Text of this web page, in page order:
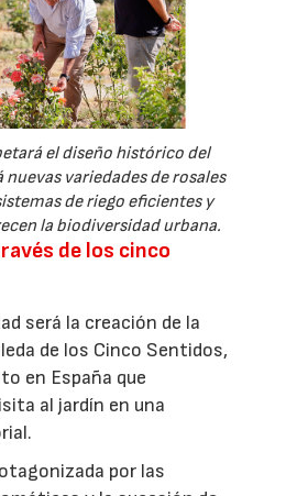
el diseño histórico del
variedades de rosales
de riego eficientes y
la biodiversidad urbana.
de los cinco
será la creación de la
de los Cinco Sentidos,
en España que
al jardín en una
por las